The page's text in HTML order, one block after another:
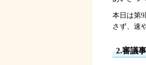
本日は第
さず、速
2.審議